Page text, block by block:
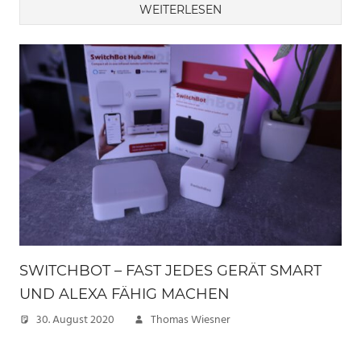
WEITERLESEN
SWITCHBOT – FAST JEDES GERÄT SMART
UND ALEXA FÄHIG MACHEN
30. August 2020 Thomas Wiesner